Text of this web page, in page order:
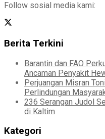
Follow sosial media kami:
Berita Terkini
Barantin dan FAO
Ancaman Penyakit
Perjuangan Misran
Perlindungan
236 Serangan Judol
di Kaltim
Kategori